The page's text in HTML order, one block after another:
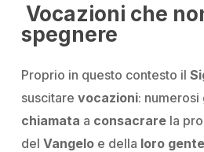
Vocazioni che
spegnere
Proprio in questo contesto il
suscitarevocazioni: numerosi
chiamata a consacrare la
delVangelo e della loro gente